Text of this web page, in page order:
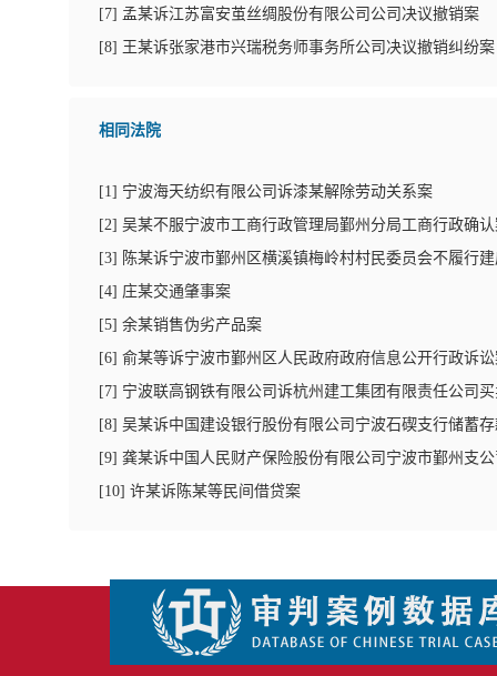
[7] 孟某诉江苏富安茧丝绸股份有限公司公司决议撤销案
[8] 王某诉张家港市兴瑞税务师事务所公司决议撤销纠纷案
相同法院
[1] 宁波海天纺织有限公司诉漆某解除劳动关系案
[2] 吴某不服宁波市工商行政管理局鄞州分局工商行政确
[3] 陈某诉宁波市鄞州区横溪镇梅岭村村民委员会不履行
[4] 庄某交通肇事案
[5] 余某销售伪劣产品案
[6] 俞某等诉宁波市鄞州区人民政府政府信息公开行政诉
[7] 宁波联高钢铁有限公司诉杭州建工集团有限责任公司
[8] 吴某诉中国建设银行股份有限公司宁波石碶支行储蓄
[9] 龚某诉中国人民财产保险股份有限公司宁波市鄞州支
[10] 许某诉陈某等民间借贷案